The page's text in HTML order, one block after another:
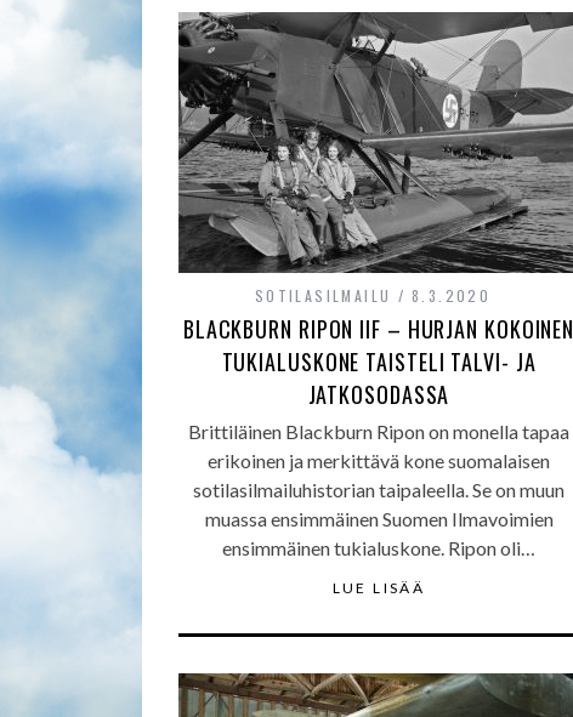
SOTILASILMAILU 8.3.2020
BLACKBURN RIPON IIF – HURJAN KOKOINEN
TUKIALUSKONE TAISTELI TALVI- JA
JATKOSODASSA
Brittiläinen Blackburn Ripon on monella tapaa
erikoinen ja merkittävä kone suomalaisen
sotilasilmailuhistorian taipaleella. Se on muun
muassa ensimmäinen Suomen Ilmavoimien
ensimmäinen tukialuskone. Ripon oli…
LUE LISÄÄ